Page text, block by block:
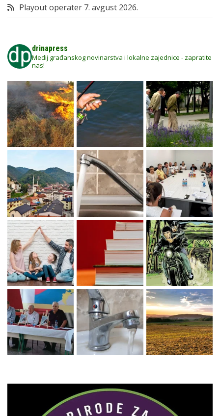
Playout operater 7. avgust 2026.
drinapress
Medij građanskog novinarstva i lokalne zajednice - zapratite
nas!